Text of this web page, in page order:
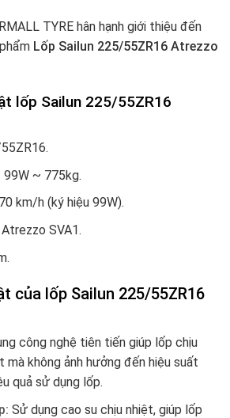
TYRE hân hạnh giới thiệu đến
Lốp Sailun 225/55ZR16 Atrezzo
lốp Sailun 225/55ZR16
99W ~ 775kg.
km/h (ký hiệu 99W).
Atrezzo SVA1.
của lốp Sailun 225/55ZR16
công nghệ tiên tiến giúp lốp chịu
không ảnh hưởng đến hiệu suất
quả sử dụng lốp.
Sử dụng cao su chịu nhiệt, giúp lốp